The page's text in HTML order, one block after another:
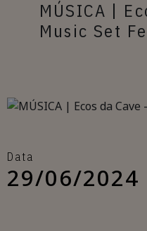
MÚSICA |
Music Set
Data
29/06/2024